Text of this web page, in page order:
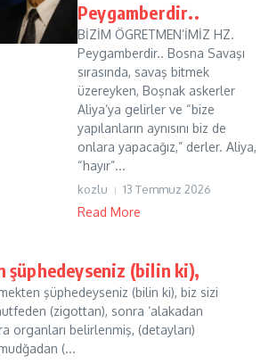
Peygamberdir..
BİZİM ÖGRETMEN’İMİZ HZ.
Peygamberdir.. Bosna Savaşı
sırasında, savaş bitmek
üzereyken, Boşnak askerler
Aliya’ya gelirler ve “bize
yapılanların aynısını biz de
onlara yapacağız,” derler. Aliya,
“hayır”...
kozlu 13 Temmuz 2026
Read More
(bilin ki),
şüphedeyseniz (bilin ki), biz sizi
(zigottan), sonra ‘alakadan
organları belirlenmiş, (detayları)
(...